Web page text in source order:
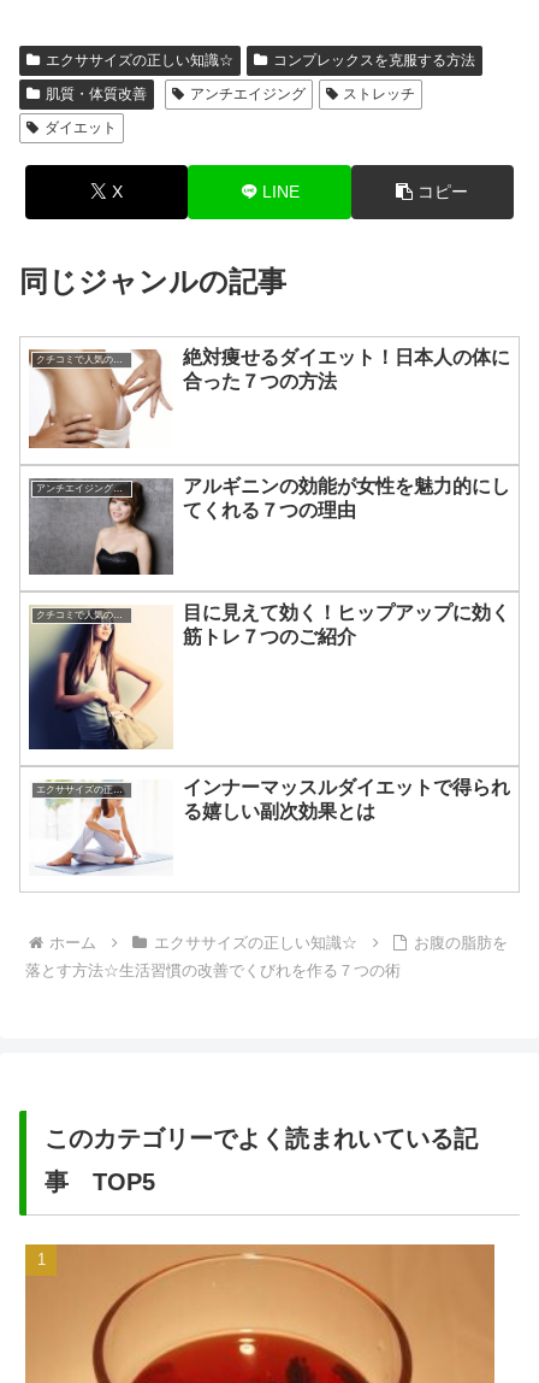
エクササイズの正しい知識☆
コンプレックスを克服する方法
肌質・体質改善
アンチエイジング
ストレッチ
ダイエット
X LINE コピー
同じジャンルの記事
クチコミで人気のダイエット
絶対痩せるダイエット！日本人の体に
合った７つの方法
アンチエイジングに効く食べ物
アルギニンの効能が女性を魅力的にし
てくれる７つの理由
クチコミで人気のダイエット
目に見えて効く！ヒップアップに効く
筋トレ７つのご紹介
エクササイズの正しい知識☆
インナーマッスルダイエットで得られ
る嬉しい副次効果とは
ホーム エクササイズの正しい知識☆
お腹の脂肪を
落とす方法☆生活習慣の改善でくびれを作る７つの術
このカテゴリーでよく読まれいている記
事 TOP5